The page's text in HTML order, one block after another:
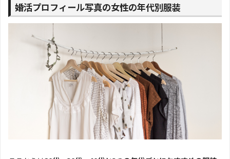
婚活プロフィール写真の女性の年代別服装